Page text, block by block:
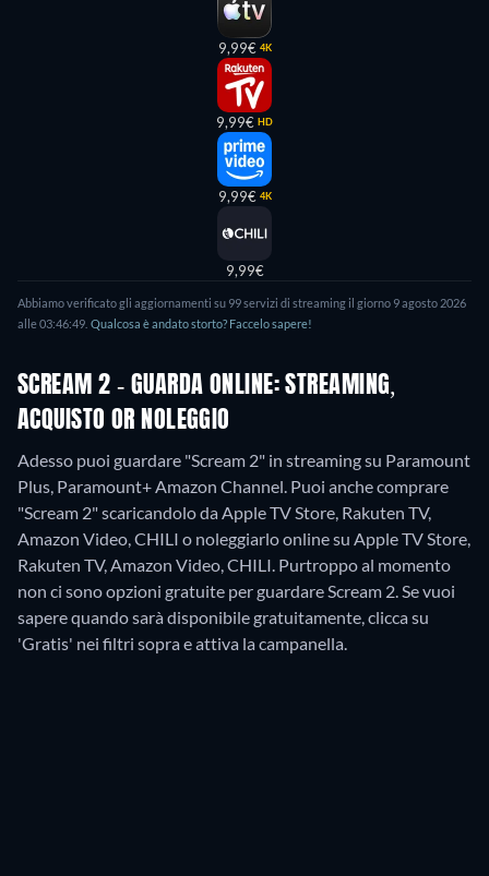
9,99€ 4K
9,99€ HD
9,99€ 4K
9,99€
Abbiamo verificato gli aggiornamenti su 99servizi di streaming il giorno 9 agosto 2026
alle03:46:49 Qualcosa è andato storto? Faccelo sapere!
SCREAM 2 - GUARDA ONLINE: STREAMING,
ACQUISTO OR NOLEGGIO
Adesso puoi guardare "Scream 2" in streaming su Paramount
Plus, Paramount+ Amazon Channel. Puoi anche comprare
"Scream 2" scaricandolo da Apple TV Store, Rakuten TV,
Amazon Video, CHILI o noleggiarlo online su Apple TV Store,
Rakuten TV, Amazon Video, CHILI. Purtroppo al momento
non ci sono opzioni gratuite per guardare Scream 2. Se vuoi
sapere quando sarà disponibile gratuitamente, clicca su
'Gratis' nei filtri sopra e attiva la campanella.